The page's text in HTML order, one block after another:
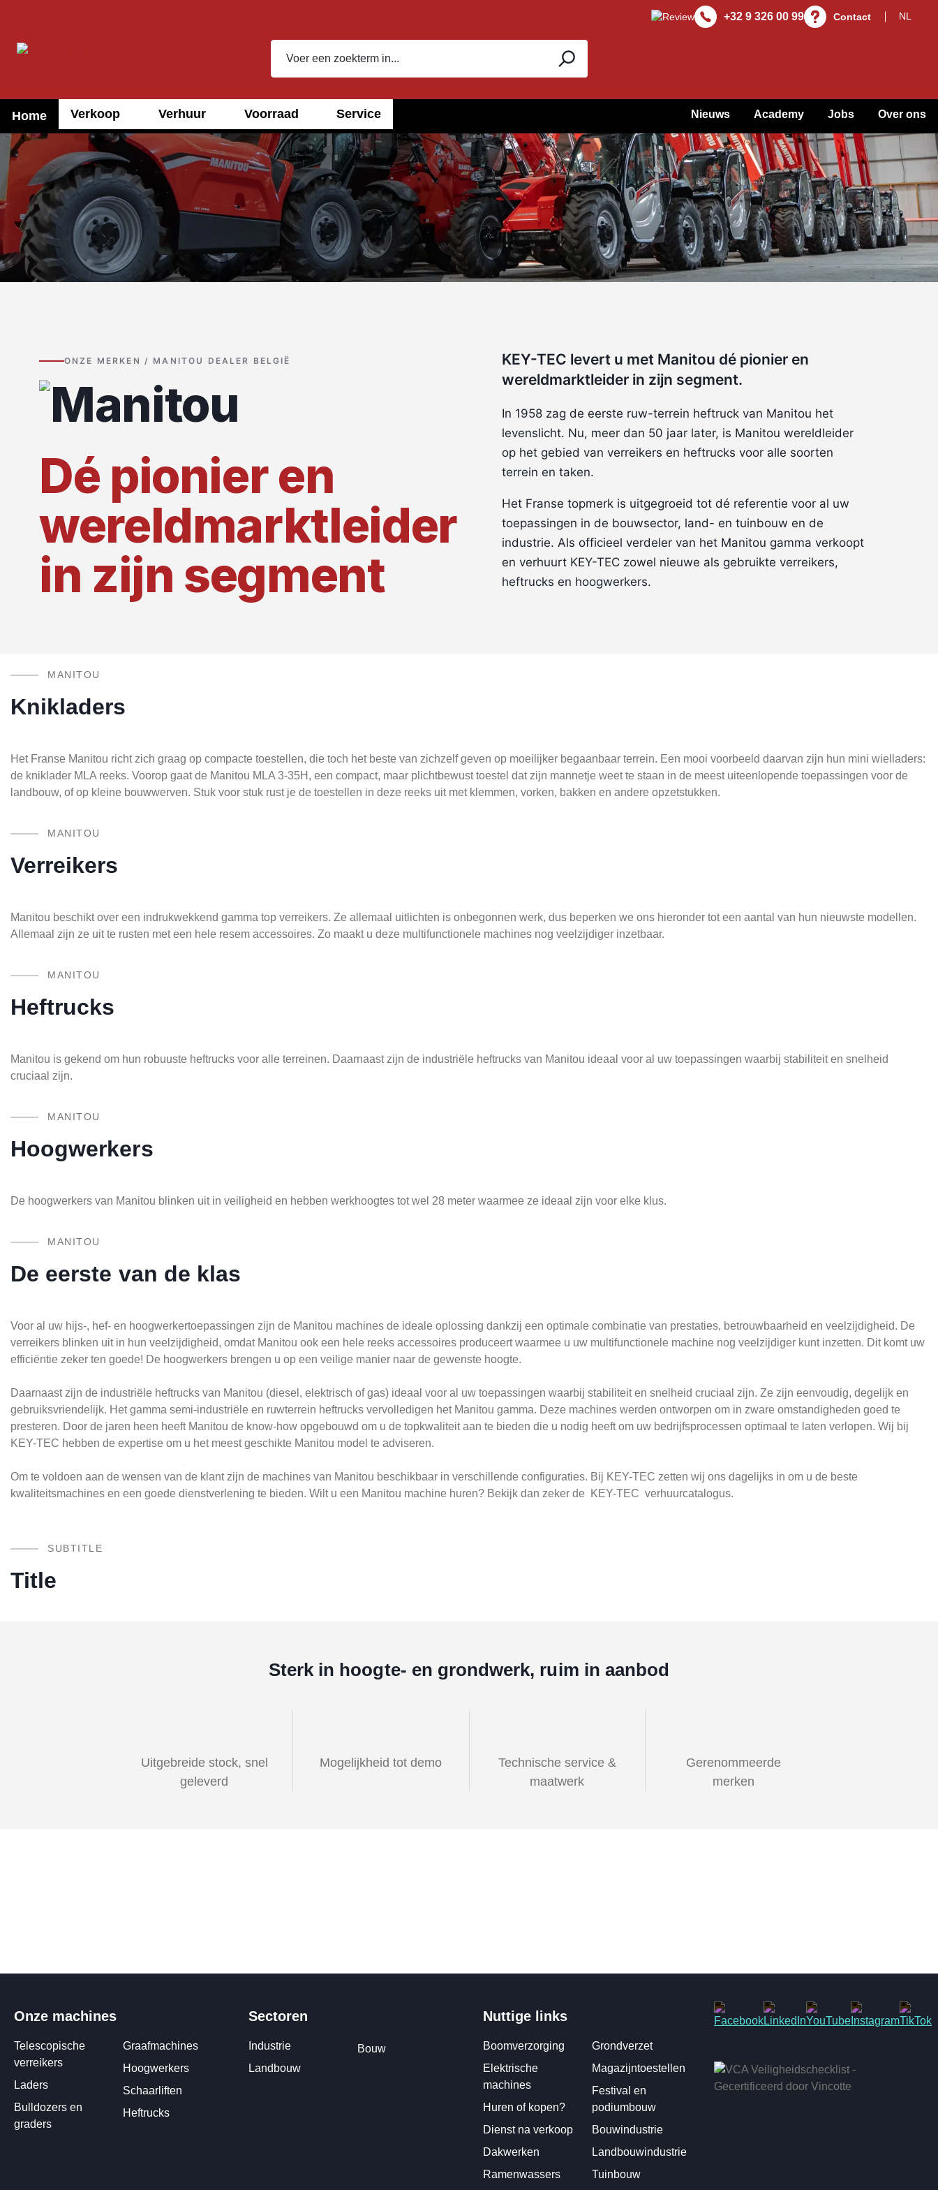
+32 9 326 00 99 Contact
Home Verkoop Verhuur Voorraad Service Nieuws Academy Jobs Over ons
ONZE MERKEN / MANITOU DEALER BELGIË
Dé pionier en
wereldmarktleider
in zijn segment
KEY-TEC levert u met Manitou dé pionier en
wereldmarktleider in zijn segment.
In 1958 zag de eerste ruw-terrein heftruck van Manitou het
levenslicht. Nu, meer dan 50 jaar later, is Manitou wereldleider
op het gebied van verreikers en heftrucks voor alle soorten
terrein en taken.
Het Franse topmerk is uitgegroeid tot dé referentie voor al uw
toepassingen in de bouwsector, land- en tuinbouw en de
industrie. Als officieel verdeler van het Manitou gamma verkoopt
en verhuurt KEY-TEC zowel nieuwe als gebruikte verreikers,
heftrucks en hoogwerkers.
MANITOU
Knikladers
Het Franse Manitou richt zich graag op compacte toestellen, die toch het beste van zichzelf geven op moeilijker begaanbaar terrein. Een mooi voorbeeld daarvan zijn hun mini wielladers:
de kniklader MLA reeks. Voorop gaat de Manitou MLA 3-35H, een compact, maar plichtbewust toestel dat zijn mannetje weet te staan in de meest uiteenlopende toepassingen voor de
landbouw, of op kleine bouwwerven. Stuk voor stuk rust je de toestellen in deze reeks uit met klemmen, vorken, bakken en andere opzetstukken.
MANITOU
Verreikers
Manitou beschikt over een indrukwekkend gamma top verreikers. Ze allemaal uitlichten is onbegonnen werk, dus beperken we ons hieronder tot een aantal van hun nieuwste modellen.
Allemaal zijn ze uit te rusten met een hele resem accessoires. Zo maakt u deze multifunctionele machines nog veelzijdiger inzetbaar.
MANITOU
Heftrucks
Manitou is gekend om hun robuuste heftrucks voor alle terreinen. Daarnaast zijn de industriële heftrucks van Manitou ideaal voor al uw toepassingen waarbij stabiliteit en snelheid
cruciaal zijn.
MANITOU
Hoogwerkers
De hoogwerkers van Manitou blinken uit in veiligheid en hebben werkhoogtes tot wel 28 meter waarmee ze ideaal zijn voor elke klus.
MANITOU
De eerste van de klas
Voor al uw hijs-, hef- en hoogwerkertoepassingen zijn de Manitou machines de ideale oplossing dankzij een optimale combinatie van prestaties, betrouwbaarheid en veelzijdigheid. De
verreikers blinken uit in hun veelzijdigheid, omdat Manitou ook een hele reeks accessoires produceert waarmee u uw multifunctionele machine nog veelzijdiger kunt inzetten. Dit komt uw
efficiëntie zeker ten goede! De hoogwerkers brengen u op een veilige manier naar de gewenste hoogte.
Daarnaast zijn de industriële heftrucks van Manitou (diesel, elektrisch of gas) ideaal voor al uw toepassingen waarbij stabiliteit en snelheid cruciaal zijn. Ze zijn eenvoudig, degelijk en
gebruiksvriendelijk. Het gamma semi-industriële en ruwterrein heftrucks vervolledigen het Manitou gamma. Deze machines werden ontworpen om in zware omstandigheden goed te
presteren. Door de jaren heen heeft Manitou de know-how opgebouwd om u de topkwaliteit aan te bieden die u nodig heeft om uw bedrijfsprocessen optimaal te laten verlopen. Wij bij
KEY-TEC hebben de expertise om u het meest geschikte Manitou model te adviseren.
Om te voldoen aan de wensen van de klant zijn de machines van Manitou beschikbaar in verschillende configuraties. Bij KEY-TEC zetten wij ons dagelijks in om u de beste
kwaliteitsmachines en een goede dienstverlening te bieden. Wilt u een Manitou machine huren? Bekijk dan zeker de KEY-TEC verhuurcatalogus.
SUBTITLE
Title
Sterk in hoogte- en grondwerk, ruim in aanbod
Uitgebreide stock, snel
geleverd
Mogelijkheid tot demo
Technische service &
maatwerk
Gerenommeerde
merken
Onze machines
Telescopische
verreikers
Laders
Bulldozers en
graders
Graafmachines
Hoogwerkers
Schaarliften
Heftrucks
Sectoren
Industrie
Landbouw
Bouw
Nuttige links
Boomverzorging
Elektrische
machines
Huren of kopen?
Dienst na verkoop
Dakwerken
Ramenwassers
Grondverzet
Magazijntoestellen
Festival en
podiumbouw
Bouwindustrie
Landbouwindustrie
Tuinbouw